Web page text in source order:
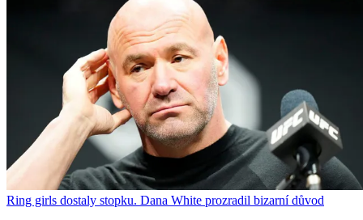
Ring girls dostaly stopku. Dana White prozradil bizarní důvod